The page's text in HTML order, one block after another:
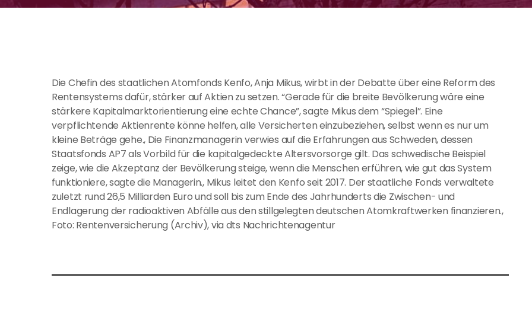
Die Chefin des staatlichen Atomfonds Kenfo, Anja Mikus, wirbt in der Debatte über eine Reform des
Rentensystems dafür, stärker auf Aktien zu setzen. “Gerade für die breite Bevölkerung wäre eine
stärkere Kapitalmarktorientierung eine echte Chance”, sagte Mikus dem “Spiegel”. Eine
verpflichtende Aktienrente könne helfen, alle Versicherten einzubeziehen, selbst wenn es nur um
kleine Beträge gehe., Die Finanzmanagerin verwies auf die Erfahrungen aus Schweden, dessen
Staatsfonds AP7 als Vorbild für die kapitalgedeckte Altersvorsorge gilt. Das schwedische Beispiel
zeige, wie die Akzeptanz der Bevölkerung steige, wenn die Menschen erführen, wie gut das System
funktioniere, sagte die Managerin., Mikus leitet den Kenfo seit 2017. Der staatliche Fonds verwaltete
zuletzt rund 26,5 Milliarden Euro und soll bis zum Ende des Jahrhunderts die Zwischen- und
Endlagerung der radioaktiven Abfälle aus den stillgelegten deutschen Atomkraftwerken finanzieren.,
Foto: Rentenversicherung (Archiv), via dts Nachrichtenagentur